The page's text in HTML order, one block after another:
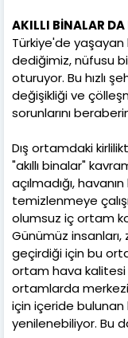
AKILLI BİNALAR DA
Türkiye'de
dediğimiz, nüfusu
oturuyor. Bu hızlı
değişikliği ve
sorunlarını
Dış ortamdaki
"akıllı binalar"
açılmadığı,
temizlenmeye
olumsuz iç ortam
Günümüz
geçirdiği için bu
ortam hava kalitesi
ortamlarda merkezi
için içeride bulunan
yenilenebiliyor. Bu